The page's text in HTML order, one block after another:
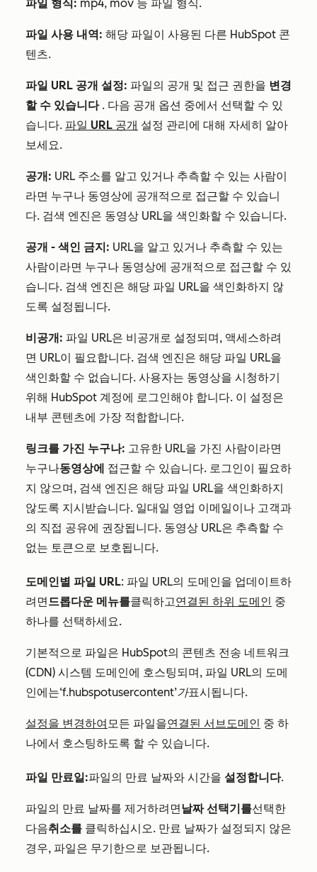
파일 형식: mp4, mov 등 파일 형식.
파일 사용 내역: 해당 파일이 사용된 다른 HubSpot 콘
텐츠.
파일 URL 공개 설정: 파일의 공개 및 접근 권한을 변경
할 수 있습니다 . 다음 공개 옵션 중에서 선택할 수 있
습니다. 파일 URL 공개 설정 관리에 대해 자세히 알아
보세요.
공개: URL 주소를 알고 있거나 추측할 수 있는 사람이
라면 누구나 동영상에 공개적으로 접근할 수 있습니
다. 검색 엔진은 동영상 URL을 색인화할 수 있습니다.
공개 - 색인 금지: URL을 알고 있거나 추측할 수 있는
사람이라면 누구나 동영상에 공개적으로 접근할 수 있
습니다. 검색 엔진은 해당 파일 URL을 색인화하지 않
도록 설정됩니다.
비공개: 파일 URL은 비공개로 설정되며, 액세스하려
면 URL이 필요합니다. 검색 엔진은 해당 파일 URL을
색인화할 수 없습니다. 사용자는 동영상을 시청하기
위해 HubSpot 계정에 로그인해야 합니다. 이 설정은
내부 콘텐츠에 가장 적합합니다.
링크를 가진 누구나: 고유한 URL을 가진 사람이라면
누구나동영상에 접근할 수 있습니다. 로그인이 필요하
지 않으며, 검색 엔진은 해당 파일 URL을 색인화하지
않도록 지시받습니다. 일대일 영업 이메일이나 고객과
의 직접 공유에 권장됩니다. 동영상 URL은 추측할 수
없는 토큰으로 보호됩니다.
도메인별 파일 URL: 파일 URL의 도메인을 업데이트하
려면드롭다운 메뉴를클릭하고연결된 하위 도메인 중
하나를 선택하세요.
기본적으로 파일은 HubSpot의 콘텐츠 전송 네트워크
(CDN) 시스템 도메인에 호스팅되며, 파일 URL의 도메
인에는‘f.hubspotusercontent’가표시됩니다.
설정을 변경하여모든 파일을연결된 서브도메인 중 하
나에서 호스팅하도록 할 수 있습니다.
파일 만료일:파일의 만료 날짜와 시간을 설정합니다.
파일의 만료 날짜를 제거하려면날짜 선택기를선택한
다음취소를 클릭하십시오. 만료 날짜가 설정되지 않은
경우, 파일은 무기한으로 보관됩니다.